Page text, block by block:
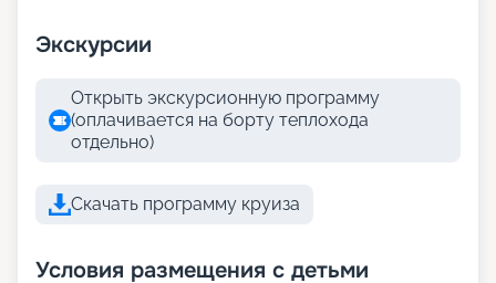
Экскурсии
Открыть экскурсионную программу
(оплачивается на борту теплохода
отдельно)
Скачать программу круиза
Условия размещения с детьми